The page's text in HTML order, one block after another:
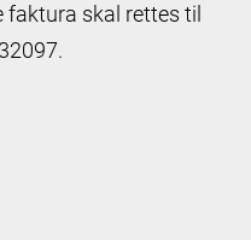
faktura skal rettes til